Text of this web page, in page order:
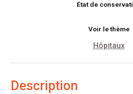
État de
Voir le thème
Hôpitaux
Description